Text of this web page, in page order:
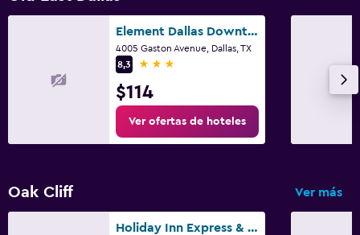
Element Dallas Downtown East
4005 Gaston Avenue, Dallas, TX
8,3
3 estrellas
$114
Ver ofertas de hoteles
Oak Cliff Ver más
Holiday Inn Express & Suites Dallas W - I-30 Cockrell Hill By IHG